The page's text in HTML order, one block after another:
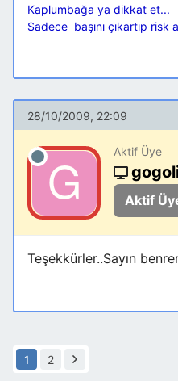
Kaplumbağa ya dikkat et...
Sadece başını çıkartıp risk
28/10/2009, 22:09
Aktif Üye
Aktif
Teşekkürler..Sayın
1 2